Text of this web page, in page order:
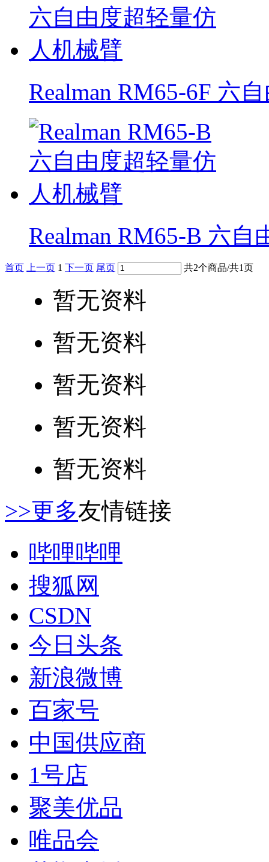
Realman RM65-6F 六
Realman RM65-B 六
首页 上一页 1 下一页 尾页 共2个商品/共1页
暂无资料
暂无资料
暂无资料
暂无资料
暂无资料
>>更多友情链接
哔哩哔哩
搜狐网
CSDN
今日头条
新浪微博
百家号
中国供应商
1号店
聚美优品
唯品会